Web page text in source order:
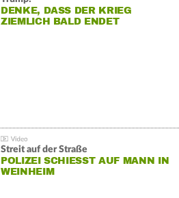
DENKE, DASS DER KRIEG
ZIEMLICH BALD ENDET
Streit auf der Straße
POLIZEI SCHIESST AUF MANN IN W
EINHEIM